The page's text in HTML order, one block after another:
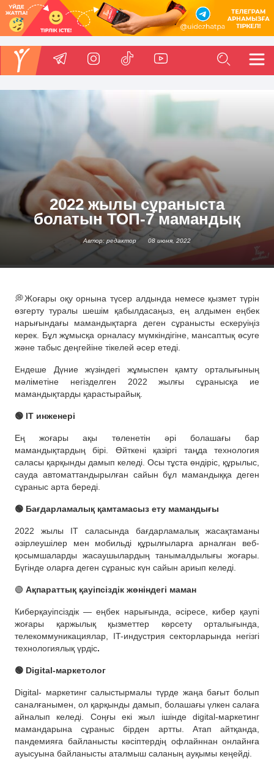
2022 жылы сұраныста
болатын ТОП-7 мамандық
Автор: редактор 08 июня, 2022
💭Жоғары оқу орнына түсер алдында немесе қызмет түрін
өзгерту туралы шешім қабылдасаңыз, ең алдымен еңбек
нарығындағы мамандықтарға деген сұранысты ескеруіңіз
керек. Бұл жұмысқа орналасу мүмкіндігіне, мансаптық өсуге
және табыс деңгейіне тікелей әсер етеді.
Ендеше Дүние жүзіндегі жұмыспен қамту орталығының
мәліметіне негізделген 2022 жылғы сұранысқа ие
мамандықтарды қарастырайық.
🟢 IT инженері
Ең жоғары ақы төленетін әрі болашағы бар
мамандықтардың бірі. Өйткені қазіргі таңда технология
саласы қарқынды дамып келеді. Осы тұста өндіріс, құрылыс,
сауда автоматтандырылған сайын бұл мамандыққа деген
сұраныс арта береді.
🟢 Бағдарламалық қамтамасыз ету мамандығы
2022 жылы IT саласында бағдарламалық жасақтаманы
әзірлеушілер мен мобильді құрылғыларға арналған веб-
қосымшаларды жасаушылардың танымалдылығы жоғары.
Бүгінде оларға деген сұраныс күн сайын ариып келеді.
🟢 Ақпараттық қауіпсіздік жөніндегі маман
Киберқауіпсіздік — еңбек нарығында, әсіресе, кибер қаупі
жоғары қаржылық қызметтер көрсету орталығында,
телекоммуникациялар, IT-индустрия секторларында негізгі
технологиялық үрдіс.
🟢 Digital-маркетолог
Digital- маркетинг салыстырмалы түрде жаңа бағыт болып
саналғанымен, ол қарқынды дамып, болашағы үлкен салаға
айналып келеді. Соңғы екі жыл ішінде digital-маркетинг
мамандарына сұраныс бірден артты. Атап айтқанда,
пандемияға байланысты кәсіптердің офлайннан онлайнға
ауысуына байланысты аталмыш саланың ауқымы кеңейді.